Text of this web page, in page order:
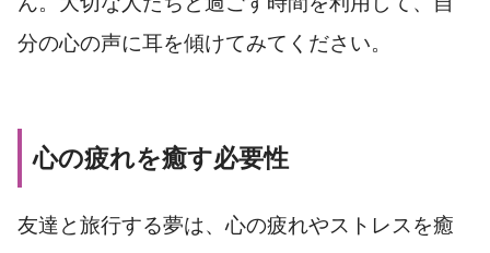
分の心の声に耳を傾けてみてください。
心の疲れを癒す必要性
友達と旅行する夢は、心の疲れやストレスを癒